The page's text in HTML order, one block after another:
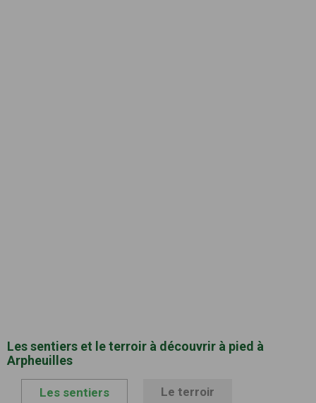
Les sentiers et le terroir à découvrir à pied à
Arpheuilles
Les sentiers Le terroir